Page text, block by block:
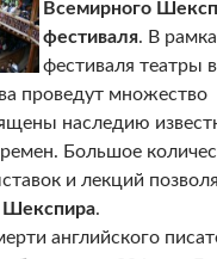
Всемирного
фестиваля. В
фестиваля театры
проведут множество
наследию
Большое
и лекций
Шекспира.
английского